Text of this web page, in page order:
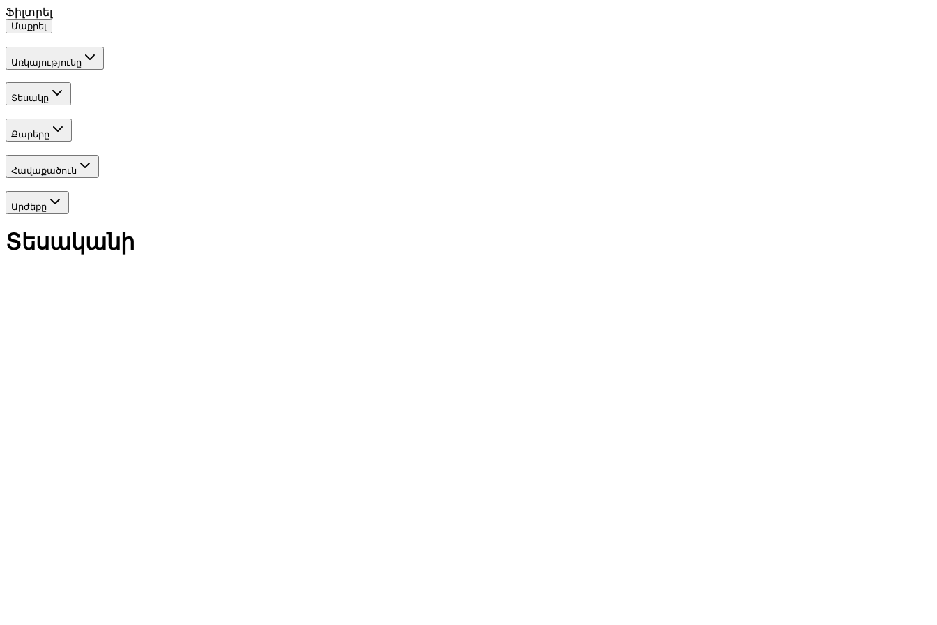
Ֆիլտրել
Մաքրել
Առկայությունը
Տեսակը
Քարերը
Հավաքածուն
Արժեքը
Տեսականի